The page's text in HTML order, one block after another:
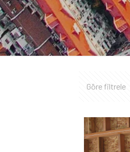
Göre filtrele